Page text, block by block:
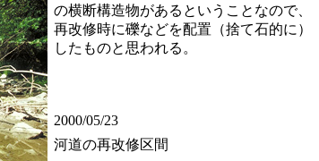
の横断構造物があるということなので、
再改修時に礫などを配置（捨て石的に）
したものと思われる。
2000/05/23
河道の再改修区間